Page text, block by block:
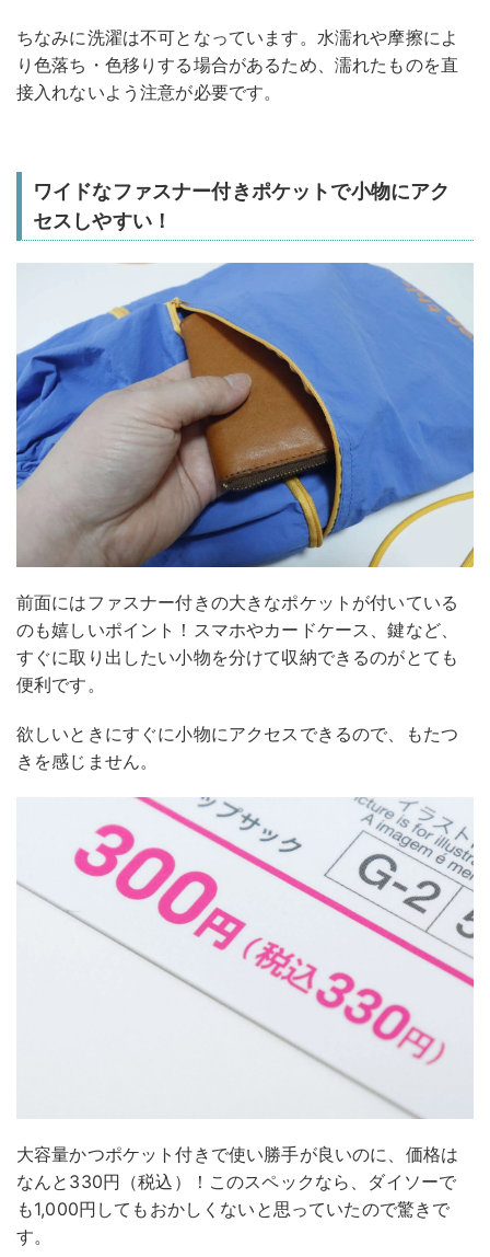
ちなみに洗濯は不可となっています。水濡れや摩擦によ
り色落ち・色移りする場合があるため、濡れたものを直
接入れないよう注意が必要です。
ワイドなファスナー付きポケットで小物にアク
セスしやすい！
前面にはファスナー付きの大きなポケットが付いている
のも嬉しいポイント！スマホやカードケース、鍵など、
すぐに取り出したい小物を分けて収納できるのがとても
便利です。
欲しいときにすぐに小物にアクセスできるので、もたつ
きを感じません。
大容量かつポケット付きで使い勝手が良いのに、価格は
なんと330円（税込）！このスペックなら、ダイソーで
も1,000円してもおかしくないと思っていたので驚きで
す。